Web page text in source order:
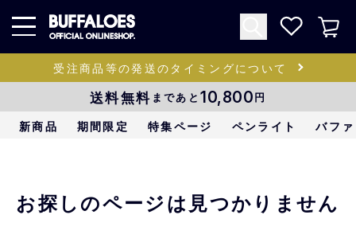
受注商品等の発送のタイミングについて
送料無料 まであと 10,800円
新商品 期間限定 特集ページ ペンライト バフ
お探しのページは見つかりません